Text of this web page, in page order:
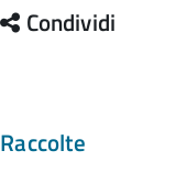
Condividi
Raccolte